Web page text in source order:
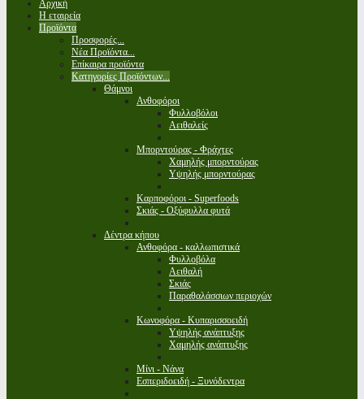
Αρχική
Η εταιρεία
Προϊόντα
Προσφορές...
Νέα Προϊόντα...
Επίκαιρα προϊόντα
Κατηγορίες Προϊόντων...
Θάμνοι
Ανθοφόροι
Φυλλοβόλοι
Αειθαλείς
Μπορντούρας - Φράχτες
Χαμηλής μπορντούρας
Υψηλής μπορντούρας
Καρποφόροι - Superfoods
Σκιάς - Οξύφυλλα φυτά
Δέντρα κήπου
Ανθοφόρα - καλλωπιστικά
Φυλλοβόλα
Αειθαλή
Σκιάς
Παραθαλάσσιων περιοχών
Κωνοφόρα - Κυπαρισσοειδή
Υψηλής ανάπτυξης
Χαμηλής ανάπτυξης
Μίνι - Νάνα
Εσπεριδοειδή - Ξυνόδεντρα